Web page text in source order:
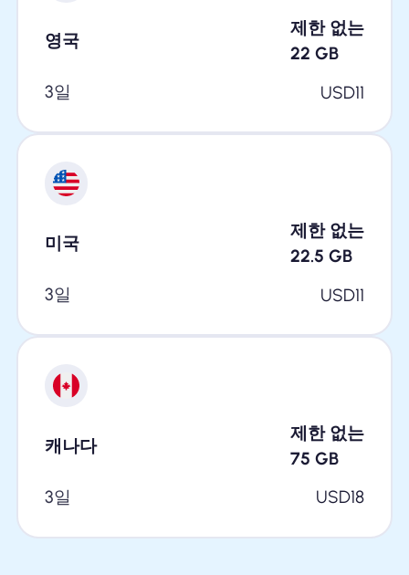
영국
제한 없는
22 GB
3일
USD11
미국
제한 없는
22.5 GB
3일
USD11
캐나다
제한 없는
75 GB
3일
USD18